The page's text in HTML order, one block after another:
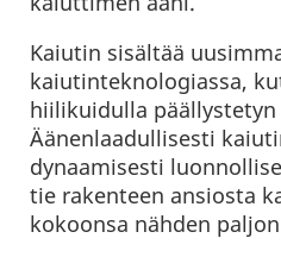
Kaiutin sisältää
kaiutinteknologiassa,
hiilikuidulla
Äänenlaadullisesti
dynaamisesti
tie rakenteen ansiosta
kokoonsa nähden